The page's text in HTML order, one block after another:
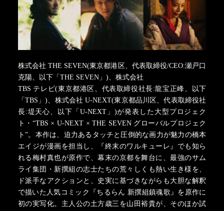
株式会社 THE SEVEN(東京都港区、代表取締役/CEO:瀬戸口
克陽、以下「THE SEVEN」)、株式会社
TBS テレビ(東京都港区、代表取締役社長:龍宝正峰、以下
「TBS」)、株式会社 U-NEXT(東京都品川区、代表取締役社
長:堤天心、以下「U-NEXT」)が発表した大型プロジェク
ト・“TBS × U-NEXT × THE SEVEN グローバルプロジェク
ト”。本作は、迫力あるタッチと圧倒的な画力が魅力の橋本
エイジが漫画を担当し、『終末のワルキューレ』でも知ら
れる梅村真也が原作で、幕末の京都を舞台に、最強のサム
ライ集団・新撰組の志士たちの荒々しくも熱い生き様を、
ド派手なアクションと、史実に基づきながらも大胆な解釈
で描いた人気コミック『ちるらん 新撰組鎮魂歌』を原作に
初の実写化。主人公の土方歳三を山田裕貴が、そのほか試